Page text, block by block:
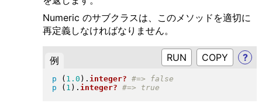
Numeric のサブクラスは、このメソッドを適切に
再定義しなければなりません。
例 RUN ?
p ( 1.0 ) . integer?
p
( 1 ) . integer?